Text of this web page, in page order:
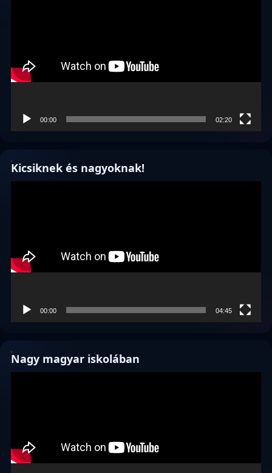
00:00 02:20
Kicsiknek és nagyoknak!
00:00 04:45
Nagy magyar iskolában